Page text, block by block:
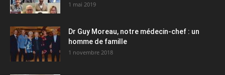
1 mai 2019
Dr Guy Moreau, notre médecin-chef : un
homme de famille
1 novembre 2018